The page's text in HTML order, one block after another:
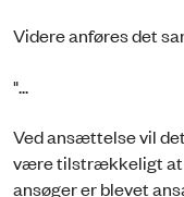
Videre anføres det
"...
Ved ansættelse vil
være tilstrækkeligt at
ansøger er blevet